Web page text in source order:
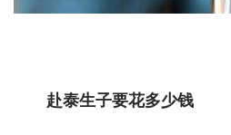
赴泰生子要花多少钱